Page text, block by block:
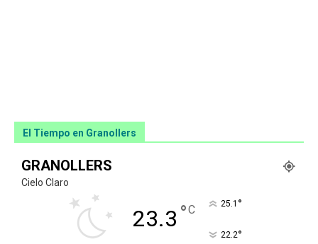
El Tiempo en Granollers
GRANOLLERS
Cielo Claro
23.3 °C 25.1 °
22.2°